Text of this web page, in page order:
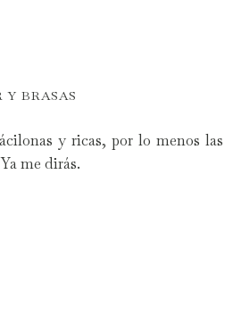
Y BRASAS
y ricas, por lo menos las
me dirás.